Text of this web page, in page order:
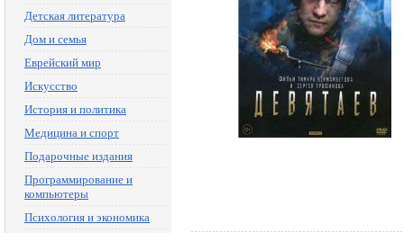
Детская литература
Дом и семья
Еврейский мир
Искусство
История и политика
Медицина и спорт
Подарочные издания
Программирование и
компьютеры
Психология и экономика